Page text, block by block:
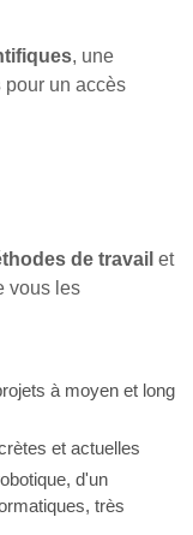
, une
pour un accès
de travail et
vous les
à moyen et long
et actuelles
d'un
très